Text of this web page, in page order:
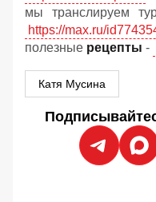
мы транслируем
https://max.ru/
полезные рецепты -
Катя Мусина